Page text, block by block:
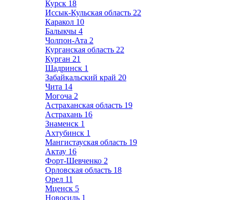
Курск 18
Иссык-Кульская область 22
Каракол 10
Балыкчы 4
Чолпон-Ата 2
Курганская область 22
Курган 21
Шадринск 1
Забайкальский край 20
Чита 14
Могоча 2
Астраханская область 19
Астрахань 16
Знаменск 1
Ахтубинск 1
Мангистауская область 19
Актау 16
Форт-Шевченко 2
Орловская область 18
Орел 11
Мценск 5
Новосиль 1